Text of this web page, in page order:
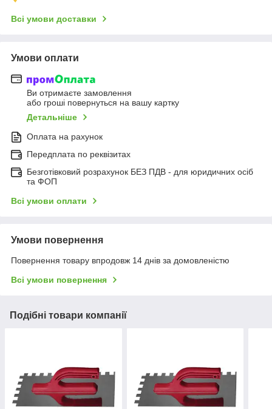
Всі умови доставки
Умови оплати
Ви отримаєте замовлення
або гроші повернуться на вашу картку
Детальніше
Оплата на рахунок
Передплата по реквізитах
Безготівковий розрахунок БЕЗ ПДВ - для юридичних осіб
та ФОП
Всі умови оплати
Умови повернення
Повернення товару впродовж 14 днів за домовленістю
Всі умови повернення
Подібні товари компанії